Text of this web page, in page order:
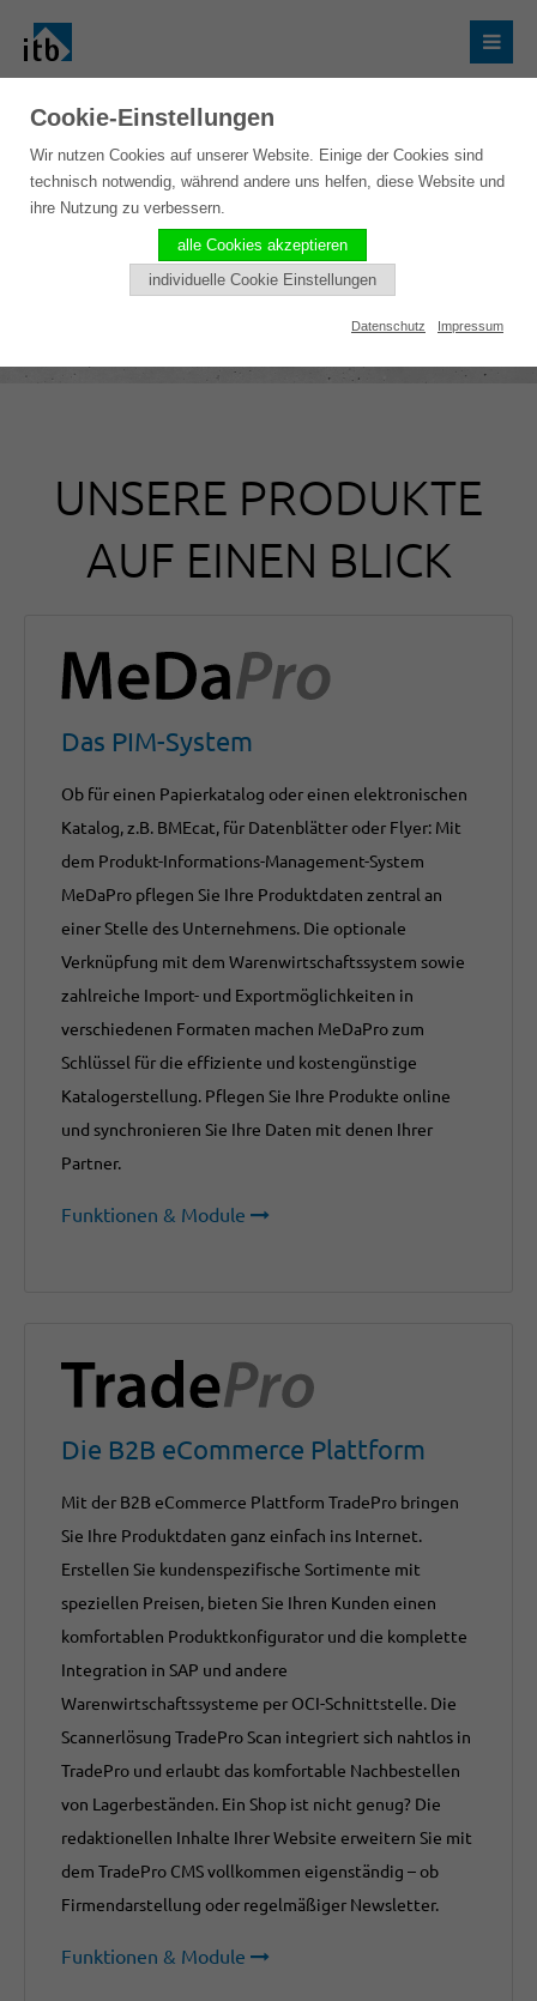
UNSERE PRODUKTE
AUF EINEN BLICK
Das PIM-System
Ob für einen Papierkatalog oder einen elektronischen
Katalog, z.B. BMEcat, für Datenblätter oder Flyer: Mit
dem Produkt-Informations-Management-System
MeDaPro pflegen Sie Ihre Produktdaten zentral an
einer Stelle des Unternehmens. Die optionale
Verknüpfung mit dem Warenwirtschaftssystem sowie
zahlreiche Import- und Exportmöglichkeiten in
verschiedenen Formaten machen MeDaPro zum
Schlüssel für die effiziente und kostengünstige
Katalogerstellung. Pflegen Sie Ihre Produkte online
und synchronieren Sie Ihre Daten mit denen Ihrer
Partner.
Funktionen & Module
Die B2B eCommerce Plattform
Mit der B2B eCommerce Plattform TradePro bringen
Sie Ihre Produktdaten ganz einfach ins Internet.
Erstellen Sie kundenspezifische Sortimente mit
speziellen Preisen, bieten Sie Ihren Kunden einen
komfortablen Produktkonfigurator und die komplette
Integration in SAP und andere
Warenwirtschaftssysteme per OCI-Schnittstelle. Die
Scannerlösung TradePro Scan integriert sich nahtlos in
TradePro und erlaubt das komfortable Nachbestellen
von Lagerbeständen. Ein Shop ist nicht genug? Die
redaktionellen Inhalte Ihrer Website erweitern Sie mit
dem TradePro CMS vollkommen eigenständig – ob
Firmendarstellung oder regelmäßiger Newsletter.
Funktionen & Module
Cookie-Einstellungen
Wir nutzen Cookies auf unserer Website. Einige der Cookies sind
technisch notwendig, während andere uns helfen, diese Website und
ihre Nutzung zu verbessern.
alle Cookies akzeptieren
individuelle Cookie Einstellungen
Datenschutz Impressum